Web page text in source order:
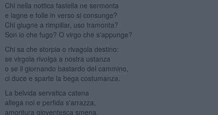
Chi nella nottica fastella ne sermonta
e lagne e folle in verso si consunge?
Chi giugne a rimpillar, uso tramonta?
Son io che fugo? O virgo che s'appunge?
Chi sa che storpia o rivagola destino:
se virgola rivolga a nostra ustanza
o se il giornando bastardo del cammino,
ci duce e sparte la bega costumanza.
La belvida servatica catena
allega noi e perfida s'arrazza,
amoritura gioventesca smena,